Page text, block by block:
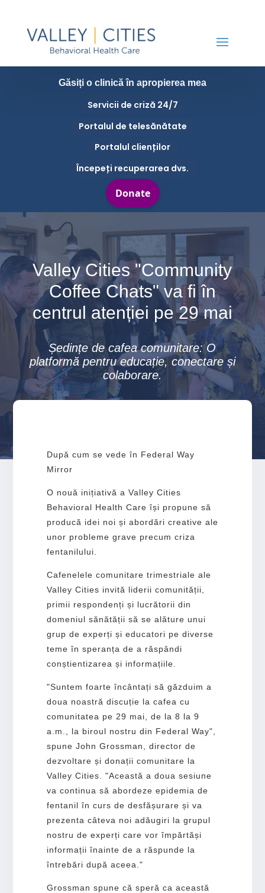
Găsiți o clinică în apropierea mea
Servicii de criză 24/7
Portalul de telesănătate
Portalul clienților
Începeți recuperarea dvs.
Valley Cities "Community
Coffee Chats" va fi în
centrul atenției pe 29 mai
Ședințe de cafea comunitare: O
platformă pentru educație, conectare și
colaborare.
După cum se vede în Federal Way
Mirror
O nouă inițiativă a Valley Cities
Behavioral Health Care își propune să
producă idei noi și abordări creative ale
unor probleme grave precum criza
fentanilului.
Cafenelele comunitare trimestriale ale
Valley Cities invită liderii comunității,
primii respondenți și lucrătorii din
domeniul sănătății să se alăture unui
grup de experți și educatori pe diverse
teme în speranța de a răspândi
conștientizarea și informațiile.
"Suntem foarte încântați să găzduim a
doua noastră discuție la cafea cu
comunitatea pe 29 mai, de la 8 la 9
a.m., la biroul nostru din Federal Way",
spune John Grossman, director de
dezvoltare și donații comunitare la
Valley Cities. "Această a doua sesiune
va continua să abordeze epidemia de
fentanil în curs de desfășurare și va
prezenta câteva noi adăugiri la grupul
nostru de experți care vor împărtăși
informații înainte de a răspunde la
întrebări după aceea."
Grossman spune că speră ca această